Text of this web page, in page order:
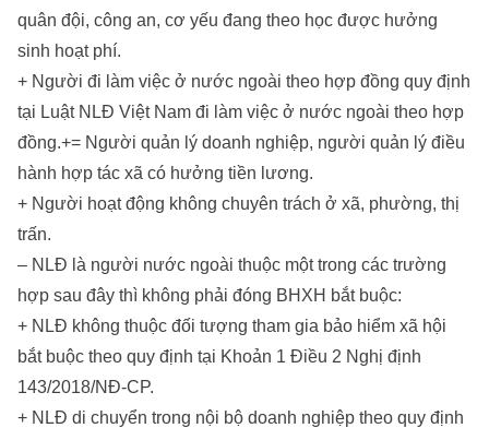
quân đội, công an, cơ yếu đang theo học được hưởng
sinh hoạt phí.
+ Người đi làm việc ở nước ngoài theo hợp đồng quy định
tại Luật NLĐ Việt Nam đi làm việc ở nước ngoài theo hợp
đồng.+= Người quản lý doanh nghiệp, người quản lý điều
hành hợp tác xã có hưởng tiền lương.
+ Người hoạt động không chuyên trách ở xã, phường, thị
trấn.
– NLĐ là người nước ngoài thuộc một trong các trường
hợp sau đây thì không phải đóng BHXH bắt buộc:
+ NLĐ không thuộc đối tượng tham gia bảo hiểm xã hội
bắt buộc theo quy định tại Khoản 1 Điều 2 Nghị định
143/2018/NĐ-CP.
+ NLĐ di chuyển trong nội bộ doanh nghiệp theo quy định